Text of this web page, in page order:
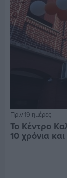
Πριν 19 ημέρες
Το Κέντρο
10 χρόνια